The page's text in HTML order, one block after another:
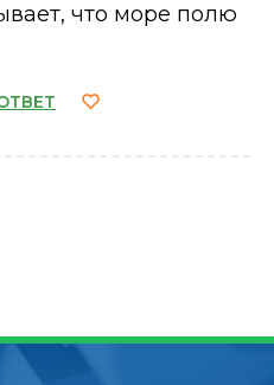
что море полю